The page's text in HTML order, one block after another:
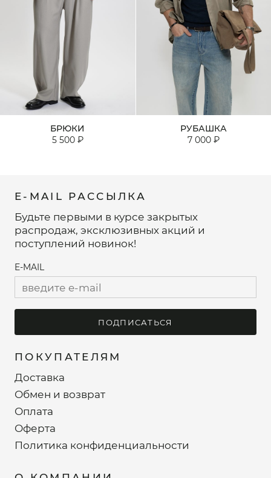
БРЮКИ
5 500 ₽
РУБАШКА
7 000 ₽
ПОКУПАТЕЛЯМ
Доставка
Обмен и возврат
Оплата
Оферта
Политика конфиденциальности
E-MAIL РАССЫЛКА
Будьте первыми в курсе закрытых
распродаж, эксклюзивных акций и
поступлений новинок!
E-MAIL
ПОДПИСАТЬСЯ